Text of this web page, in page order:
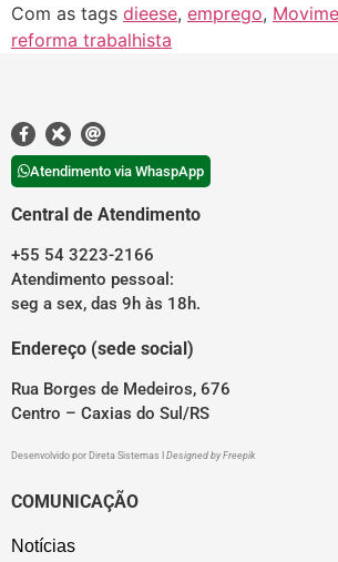
Com as tags dieese, emprego,
reforma trabalhista
Atendimento via WhaspApp
Central de Atendimento
+55 54 3223-2166
Atendimento pessoal:
seg a sex, das 9h às 18h.
Endereço (sede social)
Rua Borges de Medeiros, 676
Centro – Caxias do Sul/RS
Desenvolvido por Direta Sistemas Designed by Freepik
COMUNICAÇÃO
Notícias